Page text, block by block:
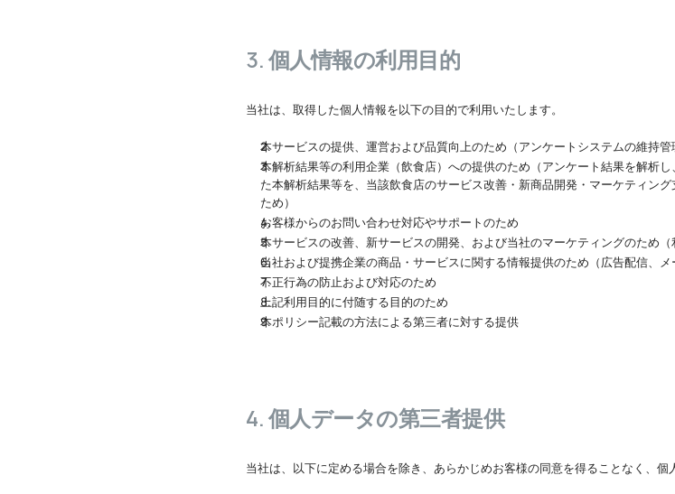
3. 個人情報の利用目的
当社は、取得した個人情報を以下の目的で利用いたします。
本サービスの提供、運営および品質向上のため（アンケートシステムの維持管
本解析結果等の利用企業（飲食店）への提供のため（アンケート結果を解析
た本解析結果等を、当該飲食店のサービス改善・新商品開発・マーケティン
ため）
お客様からのお問い合わせ対応やサポートのため
本サービスの改善、新サービスの開発、および当社のマーケティングのため（
当社および提携企業の商品・サービスに関する情報提供のため（広告配信、メ
不正行為の防止および対応のため
上記利用目的に付随する目的のため
本ポリシー記載の方法による第三者に対する提供
4. 個人データの第三者提供
当社は、以下に定める場合を除き、あらかじめお客様の同意を得ることなく、個